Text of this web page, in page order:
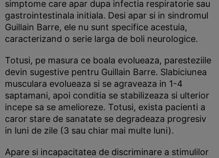
simptome care apar dupa infectia respiratorie sau
gastrointestinala initiala. Desi apar si in sindromul
Guillain Barre, ele nu sunt specifice acestuia,
caracterizand o serie larga de boli neurologice.
Totusi, pe masura ce boala evolueaza, paresteziile
devin sugestive pentru Guillain Barre. Slabiciunea
musculara evolueaza si se agraveaza in 1-4
saptamani, apoi conditia se stabilizeaza si ulterior
incepe sa se amelioreze. Totusi, exista pacienti a
caror stare de sanatate se degradeaza progresiv
in luni de zile (3 sau chiar mai multe luni).
Apare si incapacitatea de discriminare a stimulilor